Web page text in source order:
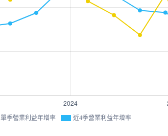
單季營業利益年增率 近4季營業利益年增率